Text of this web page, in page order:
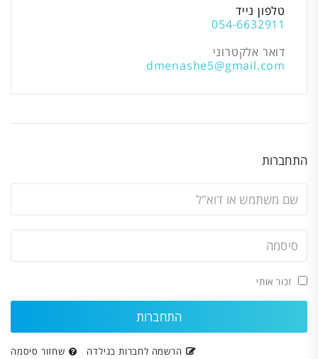
טלפון נייד
054-6632911
דואר אלקטרוני
dmenashe5@gmail.com
התחברות
זכור אותי
הרשמה לחברות בגילדה שחזור סיסמה